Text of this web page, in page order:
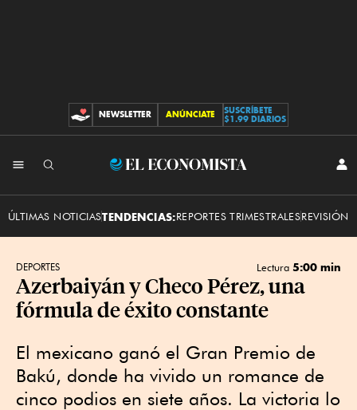
CONTRIBUCIONES
NEWSLETTER ANÚNCIATE
SUSCRÍBETE
$1.99 DIARIOS
El
ÚLTIMAS NOTICIASTENDENCIAS:REPORTES TRIMESTRALESREVISIÓN
DEPORTES Lectura 5:00 min
Azerbaiyán y Checo Pérez, una
fórmula de éxito constante
El mexicano ganó el Gran Premio de
Bakú, donde ha vivido un romance de
cinco podios en siete años. La victoria lo